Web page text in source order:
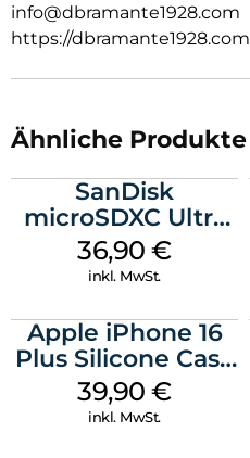
info@dbramante1928.com
https://dbramante1928.com
Ähnliche Produkte
SanDisk
microSDXC Ultra
128 GB + Adapter
Mobile
36,90€
inkl. MwSt.
Apple iPhone 16
Plus Silicone Case
MagSafe Plum
39,90€
inkl. MwSt.